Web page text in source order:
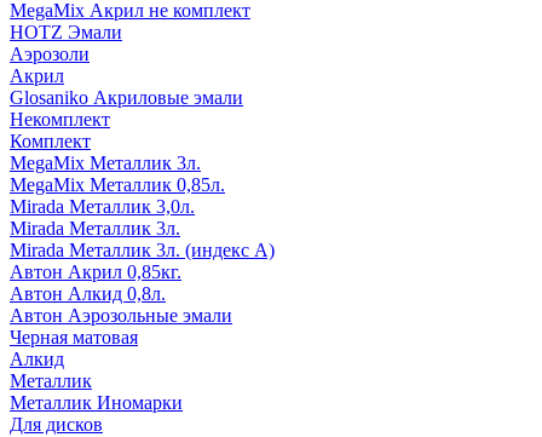
MegaMix Акрил не комплект
HOTZ Эмали
Аэрозоли
Акрил
Glosaniko Акриловые эмали
Некомплект
Комплект
MegaMix Металлик 3л.
MegaMix Металлик 0,85л.
Mirada Металлик 3,0л.
Mirada Металлик 3л.
Mirada Металлик 3л. (индекс А)
Автон Акрил 0,85кг.
Автон Алкид 0,8л.
Автон Аэрозольные эмали
Черная матовая
Алкид
Металлик
Металлик Иномарки
Для дисков